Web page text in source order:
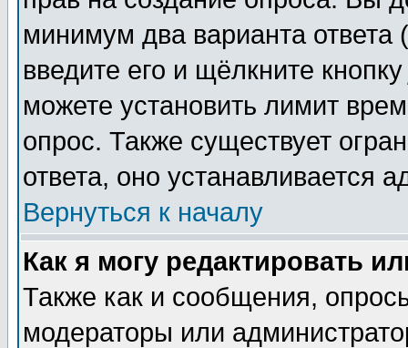
минимум два варианта ответа
введите его и щёлкните
можете установить лимит
опрос. Также существует
ответа, оно устанавливается
Вернуться к началу
Как я могу редактировать
Также как и сообщения,
модераторы или